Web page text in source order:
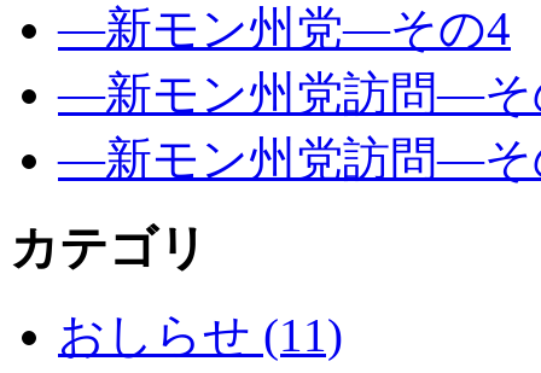
―新モン州党―その4
―新モン州党訪問―そ
―新モン州党訪問―そ
カテゴリ
おしらせ (11)